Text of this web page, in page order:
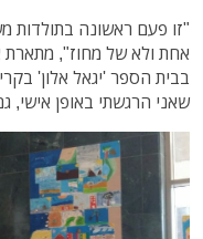
"זו פעם ראשונה בתולדות
אחת ולא של מחוז", מתארת
בבית הספר 'יגאל אלון'
שאני הרגשתי באופן אישי,